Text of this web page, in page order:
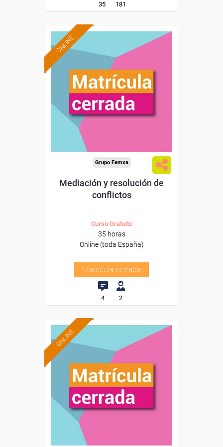
35 181
ONLINE
Grupo Femxa
Mediación y resolución de
conflictos
Curso Gratuito
35 horas
Online (toda España)
Matrícula cerrada
4 2
ONLINE